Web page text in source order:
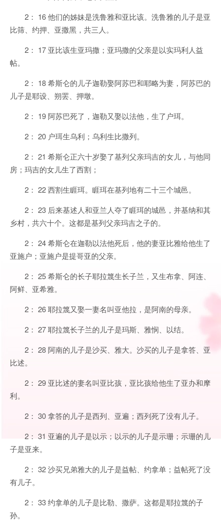
2： 16 他们的姊妹是洗鲁雅和亚比该。洗鲁雅的儿子是亚
比筛、约押、亚撒黑，共三人。
2： 17 亚比该生亚玛撒；亚玛撒的父亲是以实玛利人益
帖。
2： 18 希斯仑的儿子迦勒娶阿苏巴和耶略为妻，阿苏巴的
儿子是耶设、朔罢、押墩。
2： 19 阿苏巴死了，迦勒又娶以法他，生了户珥。
2： 20 户珥生乌利；乌利生比撒列。
2： 21 希斯仑正六十岁娶了基列父亲玛吉的女儿，与他同
房；玛吉的女儿生了西割；
2： 22 西割生睚珥。睚珥在基列地有二十三个城邑。
2： 23 后来基述人和亚兰人夺了睚珥的城邑，并基纳和其
乡村，共六十个。这都是基列父亲玛吉之子的。
2： 24 希斯仑在迦勒以法他死后，他的妻亚比雅给他生了
亚施户；亚施户是提哥亚的父亲。
2： 25 希斯仑的长子耶拉篾生长子兰，又生布拿、阿连、
阿鲜、亚希雅。
2： 26 耶拉篾又娶一妻名叫亚他拉，是阿南的母亲。
2： 27 耶拉篾长子兰的儿子是玛斯、雅悯、以结。
2： 28 阿南的儿子是沙买、雅大。沙买的儿子是拿答、亚
比述。
2： 29 亚比述的妻名叫亚比孩，亚比孩给他生了亚办和摩
利。
2： 30 拿答的儿子是西列、亚遍；西列死了没有儿子。
2： 31 亚遍的儿子是以示；以示的儿子是示珊；示珊的儿
子是亚来。
2： 32 沙买兄弟雅大的儿子是益帖、约拿单；益帖死了没
有儿子。
2： 33 约拿单的儿子是比勒、撒萨。这都是耶拉篾的子
孙。